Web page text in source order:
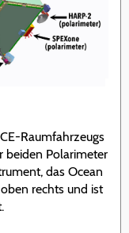
Raumfahrzeugs
beiden Polarimeter
das Ocean
rechts und ist